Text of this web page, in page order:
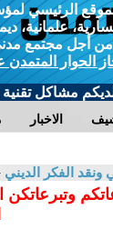
الرئيسي
علمانية،
أجل مجتمع
الحوار المتمدن
لديكم مشاكل
الاخبار
ونقد الفكر الديني